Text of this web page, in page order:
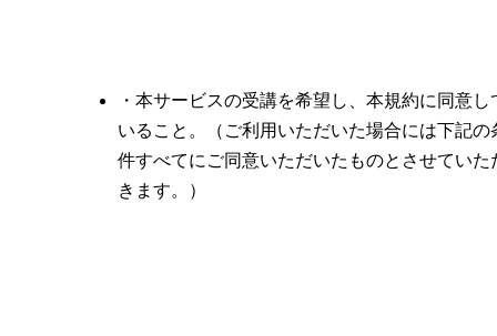
・本サービスの受講を希望し、本規約に同意し
いること。（ご利用いただいた場合には下記の
件すべてにご同意いただいたものとさせていた
きます。）